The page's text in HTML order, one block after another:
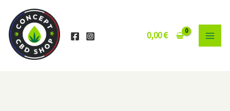
contenu
0,00€